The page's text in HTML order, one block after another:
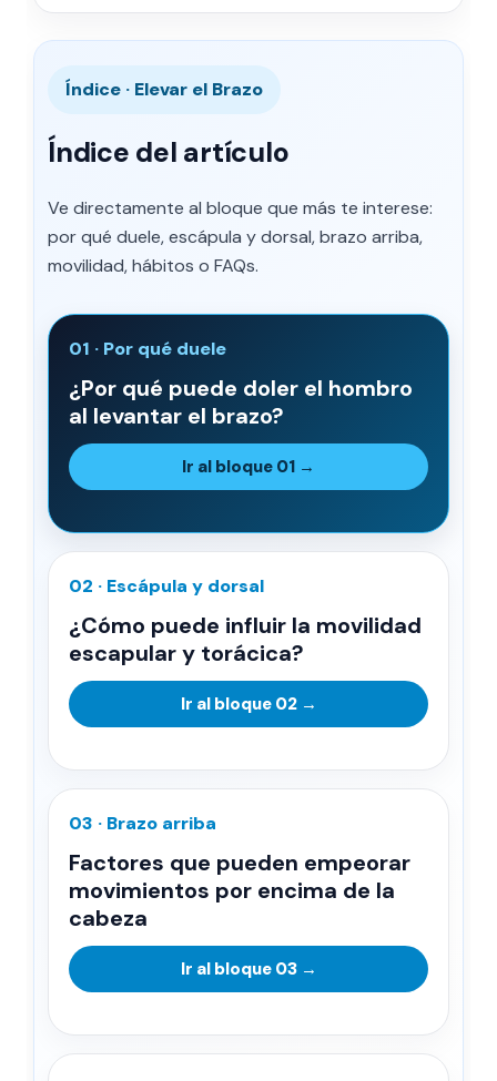
Índice · Elevar el Brazo
Índice del artículo
Ve directamente al bloque que más te interese:
por qué duele, escápula y dorsal, brazo arriba,
movilidad, hábitos o FAQs.
01 · Por qué duele
¿Por qué puede doler el hombro
al levantar el brazo?
Ir al bloque 01 →
02 · Escápula y dorsal
¿Cómo puede influir la movilidad
escapular y torácica?
Ir al bloque 02 →
03 · Brazo arriba
Factores que pueden empeorar
movimientos por encima de la
cabeza
Ir al bloque 03 →